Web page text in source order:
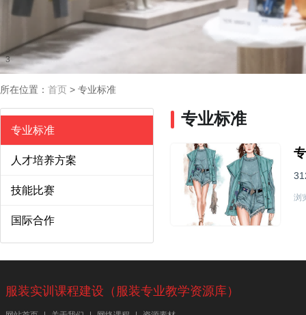
3
所在位置： 首页 > 专业标准
专业标准
人才培养方案
技能比赛
国际合作
专业标准
浏
服装实训课程建设（服装专业教学资源库）